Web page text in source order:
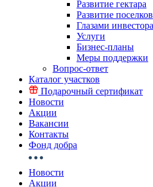
Развитие гектара
Развитие поселков
Глазами инвестора
Услуги
Бизнес-планы
Меры поддержки
Вопрос-ответ
Каталог участков
Подарочный сертификат
Новости
Акции
Вакансии
Контакты
Фонд добра
Новости
Акции